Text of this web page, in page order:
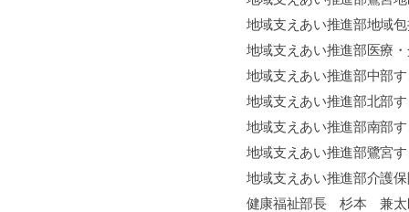
地域支えあい推進部地域
地域支えあい推進部医療
地域支えあい推進部中部
地域支えあい推進部北部
地域支えあい推進部南部
地域支えあい推進部鷺宮
地域支えあい推進部介護
健康福祉部長 杉本 兼太